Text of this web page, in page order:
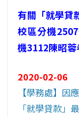
有關「就學貸
校區分機
機3112陳昭蓉
2020-02-06
【學務處】因
「就學貸款」